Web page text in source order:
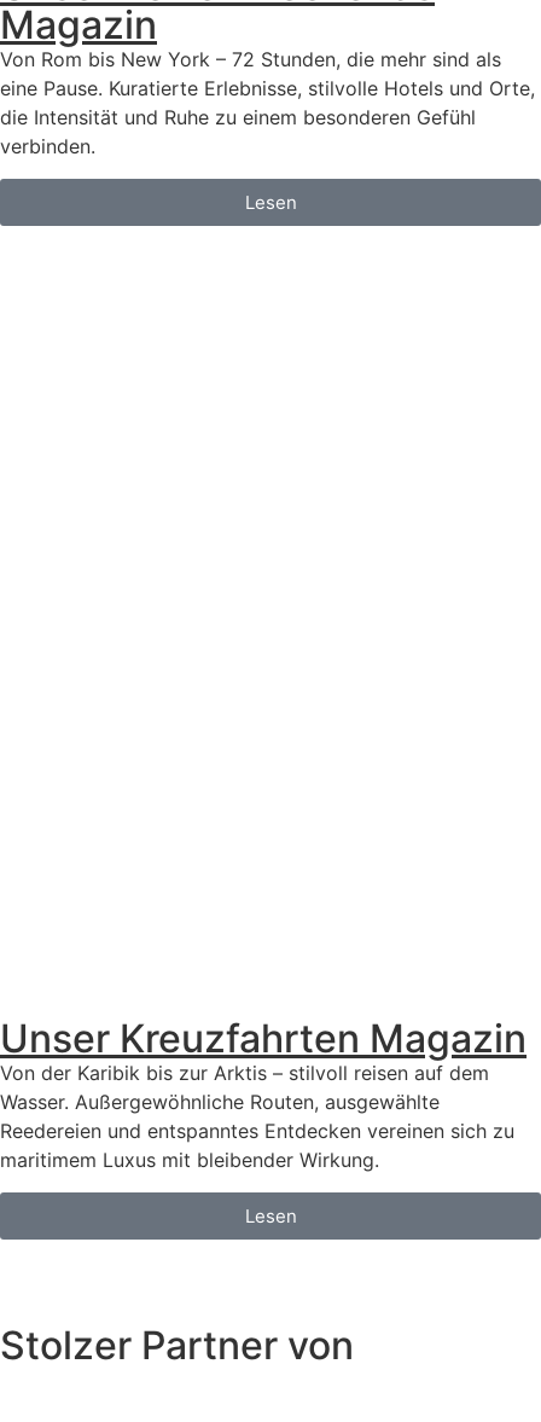
Magazin
Von Rom bis New York – 72 Stunden, die mehr sind als
eine Pause. Kuratierte Erlebnisse, stilvolle Hotels und Orte,
die Intensität und Ruhe zu einem besonderen Gefühl
verbinden.
Lesen
Unser Kreuzfahrten Magazin
Von der Karibik bis zur Arktis – stilvoll reisen auf dem
Wasser. Außergewöhnliche Routen, ausgewählte
Reedereien und entspanntes Entdecken vereinen sich zu
maritimem Luxus mit bleibender Wirkung.
Lesen
Stolzer Partner von